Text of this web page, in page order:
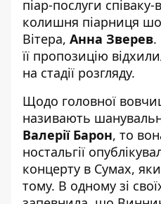
піар-послуги
колишня піарниця
Вітера, Анна Зверев.
її пропозицію
на стадії розгляду.
Щодо головної
називають
Валерії Барон, то
ностальгії
концерту в Сумах,
тому. В одному зі